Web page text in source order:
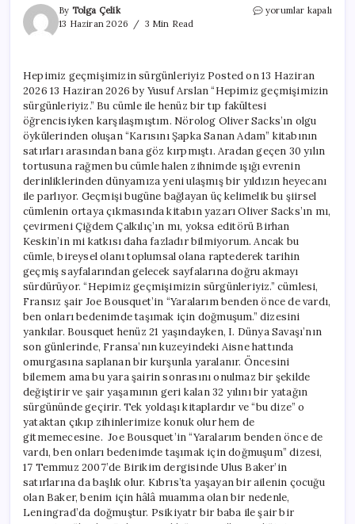
By Tolga Çelik
13 Haziran 2026
3 Min Read
Hepimiz
yorumlar kapalı
Hepimiz geçmişimizin sürgünleriyiz Posted on 13 Haziran
2026 13 Haziran 2026 by Yusuf Arslan “Hepimiz geçmişimizin
sürgünleriyiz.” Bu cümle ile henüz bir tıp fakültesi
öğrencisiyken karşılaşmıştım. Nörolog Oliver Sacks’ın olgu
öykülerinden oluşan “Karısını Şapka Sanan Adam” kitabının
satırları arasından bana göz kırpmıştı. Aradan geçen 30 yılın
tortusuna rağmen bu cümle halen zihnimde ışığı evrenin
derinliklerinden dünyamıza yeni ulaşmış bir yıldızın heyecanı
ile parlıyor. Geçmişi bugüne bağlayan üç kelimelik bu şiirsel
cümlenin ortaya çıkmasında kitabın yazarı Oliver Sacks’ın mı,
çevirmeni Çiğdem Çalkılıç’ın mı, yoksa editörü Birhan
Keskin’in mi katkısı daha fazladır bilmiyorum. Ancak bu
cümle, bireysel olanı toplumsal olana raptederek tarihin
geçmiş sayfalarından gelecek sayfalarına doğru akmayı
sürdürüyor. “Hepimiz geçmişimizin sürgünleriyiz.” cümlesi,
Fransız şair Joe Bousquet’in “Yaralarım benden önce de vardı,
ben onları bedenimde taşımak için doğmuşum.” dizesini
yankılar. Bousquet henüz 21 yaşındayken, I. Dünya Savaşı’nın
son günlerinde, Fransa’nın kuzeyindeki Aisne hattında
omurgasına saplanan bir kurşunla yaralanır. Öncesini
bilemem ama bu yara şairin sonrasını onulmaz bir şekilde
değiştirir ve şair yaşamının geri kalan 32 yılını bir yatağın
sürgününde geçirir. Tek yoldaşı kitaplardır ve “bu dize” o
yataktan çıkıp zihinlerimize konuk olur hem de
gitmemecesine. Joe Bousquet’in “Yaralarım benden önce de
vardı, ben onları bedenimde taşımak için doğmuşum” dizesi,
17 Temmuz 2007’de Birikim dergisinde Ulus Baker’in
satırlarına da başlık olur. Kıbrıs’ta yaşayan bir ailenin çocuğu
olan Baker, benim için hâlâ muamma olan bir nedenle,
Leningrad’da doğmuştur. Psikiyatr bir baba ile şair bir